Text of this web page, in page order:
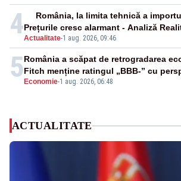
4Actualitate-1 aug. 2026, 09:46
România, la limita tehnică a
Prețurile cresc alarmant - Analiză
5 Economie-1 aug. 2026, 06:48
România a scăpat de retrogradarea
Fitch menține ratingul „BBB-” cu
ACTUALITATE